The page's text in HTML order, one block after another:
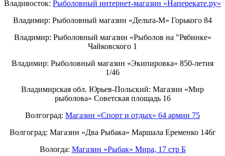
Владивосток: Рыболовный интернет-магазин «Наперекате.ру»
Владимир: Рыболовный магазин «Дельта-М» Горького 84
Владимир: Рыболовный магазин «Рыболов на "Рябинке»
Чайковского 1
Владимир: Рыболовный магазин «Экипировка» 850-летия
1/46
Владимирская обл. Юрьев-Польский: Магазин «Мир
рыболова» Советская площадь 16
Волгоград: Магазин «Спорт и отдых» 64 армии 75
Волгоград: Магазин «Два Рыбака» Маршала Еременко 146г
Вологда: Магазин «Рыбак» Мира, 17 стр Б